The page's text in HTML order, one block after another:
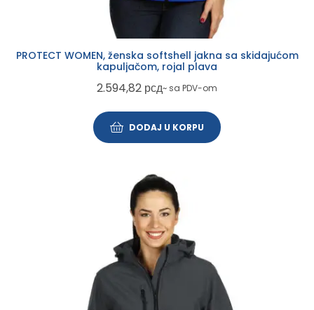
PROTECT WOMEN, ženska softshell jakna sa skidajućom
kapuljačom, rojal plava
2.594,82 рсд~ sa PDV-om
DODAJ U KORPU